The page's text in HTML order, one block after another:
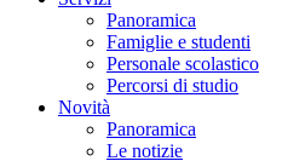
Panoramica
Famiglie e studenti
Personale scolastico
Percorsi di studio
Novità
Panoramica
Le notizie